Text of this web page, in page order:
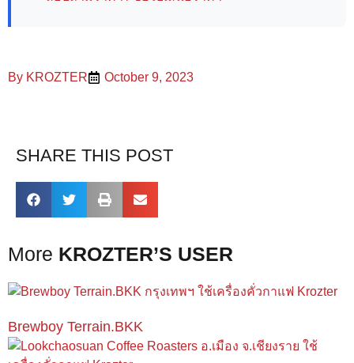
By KROZTER October 9, 2023
SHARE THIS POST
More KROZTER’S USER
Brewboy Terrain.BKK